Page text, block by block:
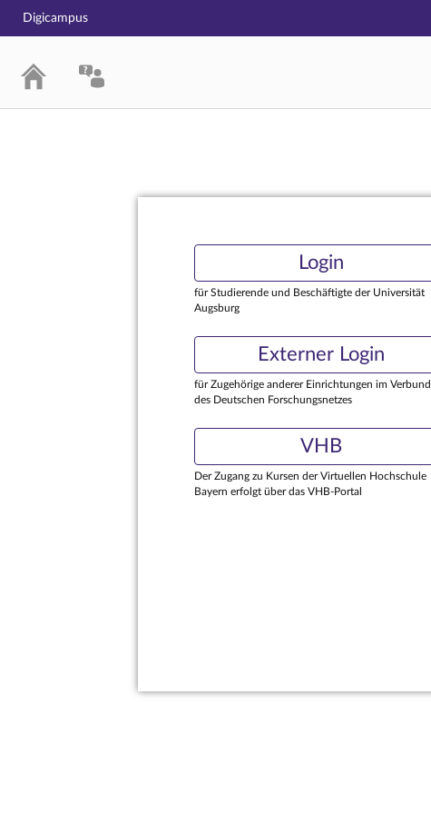
Digicampus
Login
für Studierende und Beschäftigte der Universität
Augsburg
Externer Login
für Zugehörige anderer Einrichtungen im Verbund
des Deutschen Forschungsnetzes
VHB
Der Zugang zu Kursen der Virtuellen Hochschule
Bayern erfolgt über das VHB-Portal